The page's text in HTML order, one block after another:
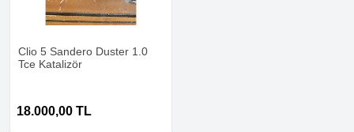
Clio 5 Sandero Duster 1.0
Tce Katalizör
18.000,00 TL